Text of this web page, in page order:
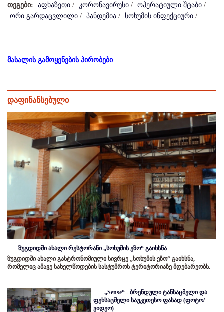
თეგები: აფხაზეთი / კორონავირუსი / ოპერატიული შტაბი /
ორი გარდაცვლილი / პანდემია / სოხუმის ინფექციური /
მასალის გამოყენების პირობები
დაფინანსებული
ზუგდიდში ახალი რესტორანი „სოხუმის ეზო“ გაიხსნა
ზუგდიდში ახალი გასტრონომიული სივრცე „სოხუმის ეზო“ გაიხსნა,
რომელიც ამავე სახელწოდების სასტუმროს ტერიტორიაზე მდებარეობს.
„Sense“ - ბრენდული ტანსაცმელი და
ფეხსაცმელი საუკეთესო ფასად (ფოტო/
ვიდეო)